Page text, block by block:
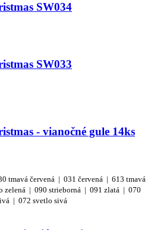
SW034
SW033
- vianočné gule 14ks
tmavá červená | 031 červená | 613 tmavá
zelená | 090 strieborná | 091 zlatá | 070
| 072 svetlo sivá